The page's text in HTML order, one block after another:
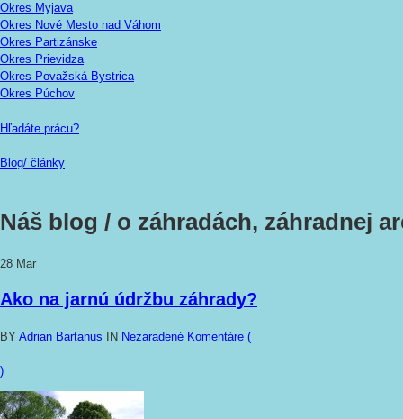
Okres Myjava
Okres Nové Mesto nad Váhom
Okres Partizánske
Okres Prievidza
Okres Považská Bystrica
Okres Púchov
Hľadáte prácu?
Blog/ články
Náš blog / o záhradách, záhradnej
28 Mar
Ako na jarnú údržbu záhrady?
BY Adrian Bartanus IN Nezaradené Komentáre (
)